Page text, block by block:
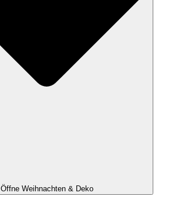
Öffne Weihnachten & Deko